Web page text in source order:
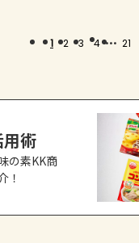
1 2 3 4 ... 21
術
の素KK商
！